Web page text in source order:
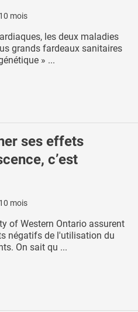
mois
les deux maladies
grands fardeaux sanitaires
» ...
ses effets
c’est
mois
of Western Ontario assurent
négatifs de l'utilisation du
On sait qu ...